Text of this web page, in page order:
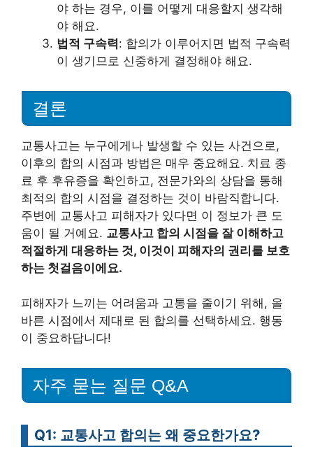
야 하는 경우, 이를 어떻게 대응할지 생각해
야 해요.
법적 구속력: 합의가 이루어지면 법적 구속력
이 생기므로 신중하게 결정해야 해요.
결론
교통사고는 누구에게나 발생할 수 있는 사건으로,
이후의 합의 시점과 방법은 매우 중요해요. 치료 종
료 후 후유증을 확인하고, 전문가와의 상담을 통해
최적의 합의 시점을 결정하는 것이 바람직합니다.
주변에 교통사고 피해자가 있다면 이 정보가 큰 도
움이 될 거예요. 교통사고 합의 시점을 잘 이해하고
적절하게 대응하는 것, 이것이 피해자의 권리를 보호
하는 첫걸음이에요.
피해자가 느끼는 어려움과 고통을 줄이기 위해, 올
바른 시점에서 제대로 된 합의를 선택하세요. 행동
이 중요하답니다!
자주 묻는 질문 Q&A
Q1: 교통사고 합의는 왜 중요한가요?